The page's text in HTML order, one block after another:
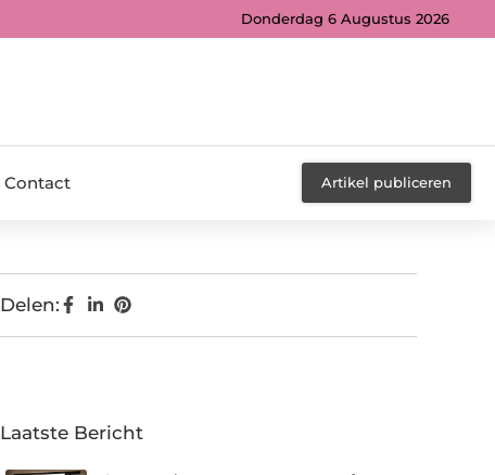
Donderdag 6 Augustus 2026
Contact Artikel publiceren
Delen:
Laatste Bericht